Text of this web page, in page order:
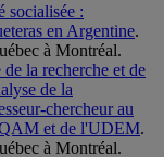
socialisée :
en Argentine.
à Montréal.
la recherche et de
de la
chercheur au
et de l'UDEM.
à Montréal.